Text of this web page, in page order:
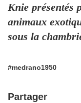
Knie présentés
animaux
sous la
#medrano1950
Partager